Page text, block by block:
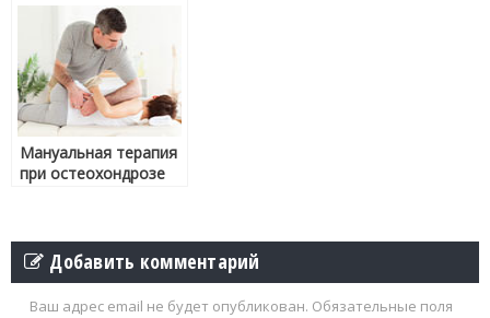
Мануальная терапия
при остеохондрозе
Добавить комментарий
Ваш адрес email не будет опубликован. Обязательные поля